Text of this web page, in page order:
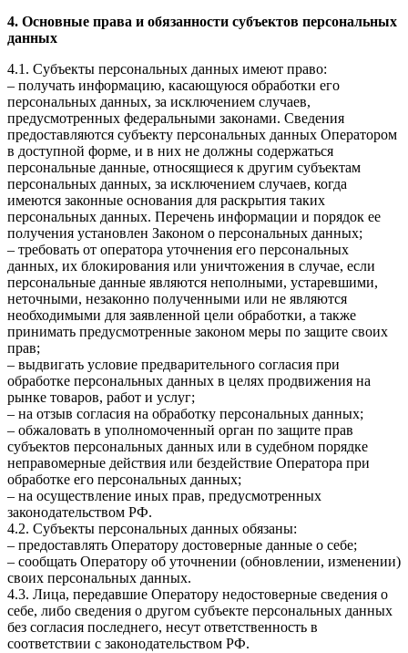
4. Основные права и обязанности субъектов персональных
данных
4.1. Субъекты персональных данных имеют право:
– получать информацию, касающуюся обработки его
персональных данных, за исключением случаев,
предусмотренных федеральными законами. Сведения
предоставляются субъекту персональных данных Оператором
в доступной форме, и в них не должны содержаться
персональные данные, относящиеся к другим субъектам
персональных данных, за исключением случаев, когда
имеются законные основания для раскрытия таких
персональных данных. Перечень информации и порядок ее
получения установлен Законом о персональных данных;
– требовать от оператора уточнения его персональных
данных, их блокирования или уничтожения в случае, если
персональные данные являются неполными, устаревшими,
неточными, незаконно полученными или не являются
необходимыми для заявленной цели обработки, а также
принимать предусмотренные законом меры по защите своих
прав;
– выдвигать условие предварительного согласия при
обработке персональных данных в целях продвижения на
рынке товаров, работ и услуг;
– на отзыв согласия на обработку персональных данных;
– обжаловать в уполномоченный орган по защите прав
субъектов персональных данных или в судебном порядке
неправомерные действия или бездействие Оператора при
обработке его персональных данных;
– на осуществление иных прав, предусмотренных
законодательством РФ.
4.2. Субъекты персональных данных обязаны:
– предоставлять Оператору достоверные данные о себе;
– сообщать Оператору об уточнении (обновлении, изменении)
своих персональных данных.
4.3. Лица, передавшие Оператору недостоверные сведения о
себе, либо сведения о другом субъекте персональных данных
без согласия последнего, несут ответственность в
соответствии с законодательством РФ.